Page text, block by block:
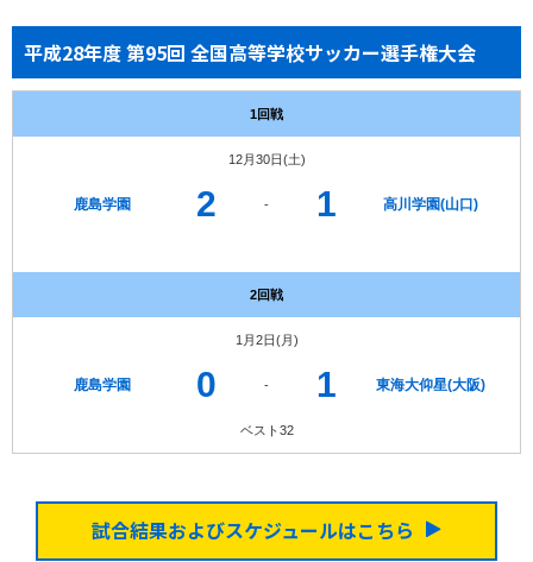
平成28年度 第95回 全国高等学校サッカー選手権大会
1回戦
12月30日(土)
鹿島学園 2 - 1 高川学園(山口)
2回戦
1月2日(月)
鹿島学園 0 - 1 東海大仰星(大阪)
ベスト32
試合結果およびスケジュールはこちら